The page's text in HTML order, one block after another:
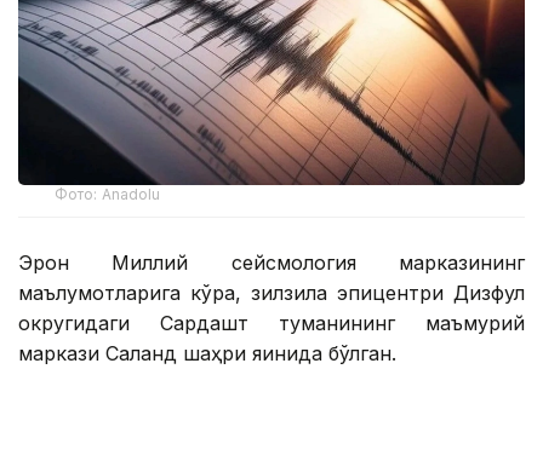
Фото: Аnadolu
Эрон Миллий сейсмология марказининг
маълумотларига кўра, зилзила эпицентри Дизфул
округидаги Сардашт туманининг маъмурий
маркази Саланд шаҳри яқинида бўлган.